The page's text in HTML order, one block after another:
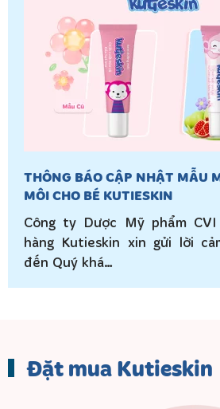
THÔNG BÁO CẬP NHẬT MẪU
MÔI CHO BÉ KUTIESKIN
Công ty Dược Mỹ phẩm
hàng Kutieskin xin gửi lời
đến Quý khá…
Đặt mua Kutieskin